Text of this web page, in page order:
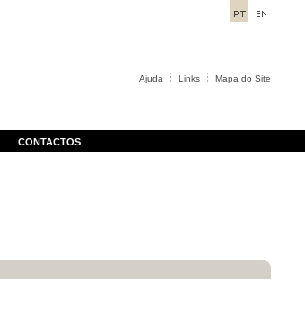
Ajuda Links Mapa do Site
CONTACTOS